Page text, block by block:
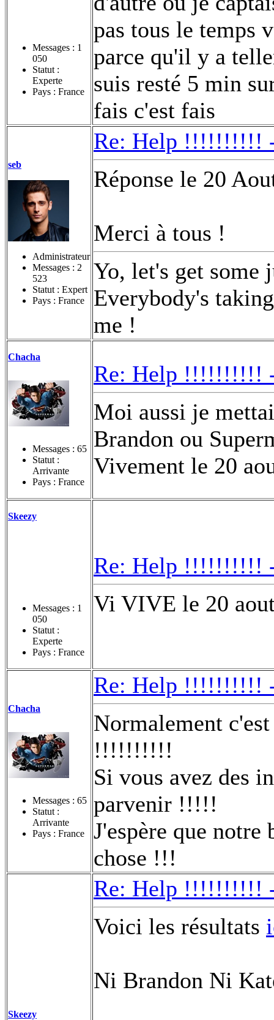
Messages : 1
050
Statut :
Experte
Pays : France
pas tous le temps
parce qu'il y a
suis resté 5 min
fais c'est fais
seb
Administrateur
Messages : 2
523
Statut : Expert
Pays : France
Re: Help !!!!!!!!!!
Réponse le 20
Merci à tous !
Yo, let's get some
Everybody's
me !
Chacha
Messages : 65
Statut :
Arrivante
Pays : France
Re: Help !!!!!!!!!!
Moi aussi je
Brandon ou
Vivement le 20
Skeezy
Messages : 1
050
Statut :
Experte
Pays : France
Re: Help !!!!!!!!!!
Vi VIVE le 20
Chacha
Messages : 65
Statut :
Arrivante
Pays : France
Re: Help !!!!!!!!!!
Normalement
!!!!!!!!!!
Si vous avez des
parvenir !!!!!
J'espère que notre
chose !!!
Skeezy
Re: Help !!!!!!!!!!
Voici les résultats
Ni Brandon Ni